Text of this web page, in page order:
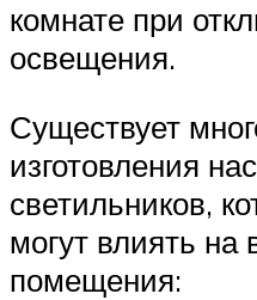
комнате при
освещения.
Существует
изготовления
светильников,
могут влиять
помещения: